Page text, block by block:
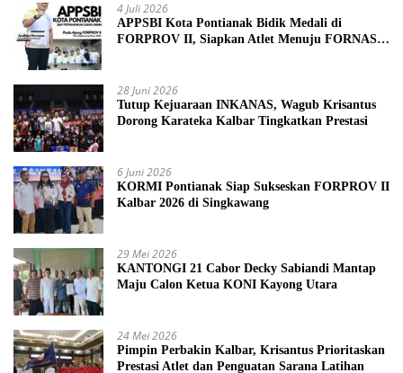
4 Juli 2026
APPSBI Kota Pontianak Bidik Medali di
FORPROV II, Siapkan Atlet Menuju FORNAS
28 Juni 2026
Tutup Kejuaraan INKANAS, Wagub Krisantus
Dorong Karateka Kalbar Tingkatkan Prestasi
6 Juni 2026
KORMI Pontianak Siap Sukseskan FORPROV II
Kalbar 2026 di Singkawang
29 Mei 2026
KANTONGI 21 Cabor Decky Sabiandi Mantap
Maju Calon Ketua KONI Kayong Utara
24 Mei 2026
Pimpin Perbakin Kalbar, Krisantus Prioritaskan
Prestasi Atlet dan Penguatan Sarana Latihan